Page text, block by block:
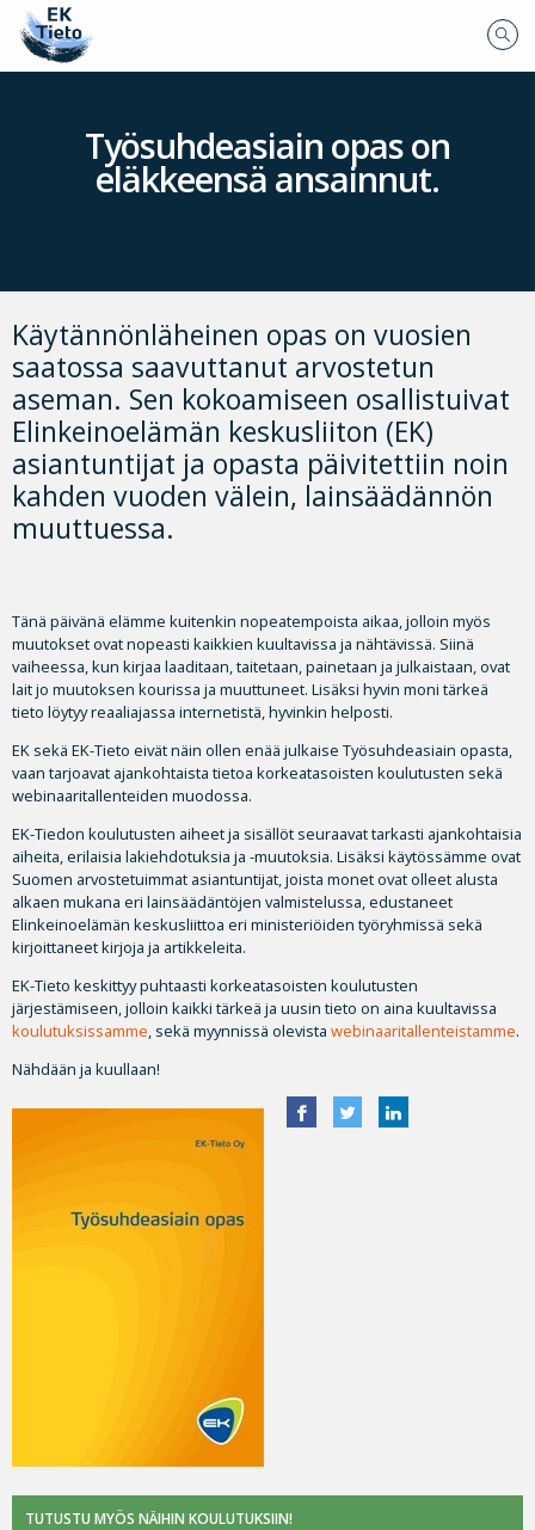
Työsuhdeasiain opas on
eläkkeensä ansainnut.
Käytännönläheinen opas on vuosien
saatossa saavuttanut arvostetun
aseman. Sen kokoamiseen osallistuivat
Elinkeinoelämän keskusliiton (EK)
asiantuntijat ja opasta päivitettiin noin
kahden vuoden välein, lainsäädännön
muuttuessa.
Tänä päivänä elämme kuitenkin nopeatempoista aikaa, jolloin myös
muutokset ovat nopeasti kaikkien kuultavissa ja nähtävissä. Siinä
vaiheessa, kun kirjaa laaditaan, taitetaan, painetaan ja julkaistaan, ovat
lait jo muutoksen kourissa ja muuttuneet. Lisäksi hyvin moni tärkeä
tieto löytyy reaaliajassa internetistä, hyvinkin helposti.
EK sekä EK-Tieto eivät näin ollen enää julkaise Työsuhdeasiain opasta,
vaan tarjoavat ajankohtaista tietoa korkeatasoisten koulutusten sekä
webinaaritallenteiden muodossa.
EK-Tiedon koulutusten aiheet ja sisällöt seuraavat tarkasti ajankohtaisia
aiheita, erilaisia lakiehdotuksia ja -muutoksia. Lisäksi käytössämme ovat
Suomen arvostetuimmat asiantuntijat, joista monet ovat olleet alusta
alkaen mukana eri lainsäädäntöjen valmistelussa, edustaneet
Elinkeinoelämän keskusliittoa eri ministeriöiden työryhmissä sekä
kirjoittaneet kirjoja ja artikkeleita.
EK-Tieto keskittyy puhtaasti korkeatasoisten koulutusten
järjestämiseen, jolloin kaikki tärkeä ja uusin tieto on aina kuultavissa
koulutuksissamme, sekä myynnissä olevista webinaaritallenteistamme.
Nähdään ja kuullaan!
TUTUSTU MYÖS NÄIHIN KOULUTUKSIIN!